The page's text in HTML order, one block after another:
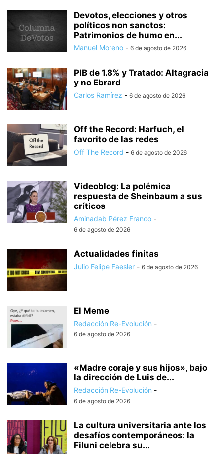
Devotos, elecciones y otros
políticos non sanctos:
Patrimonios de humo en...
Manuel Moreno - 6 de agosto de 2026
PIB de 1.8% y Tratado: Altagracia
y no Ebrard
Carlos Ramírez - 6 de agosto de 2026
Off the Record: Harfuch, el
favorito de las redes
Off The Record - 6 de agosto de 2026
Videoblog: La polémica
respuesta de Sheinbaum a sus
críticos
Aminadab Pérez Franco -
6 de agosto de 2026
Actualidades finitas
Julio Felipe Faesler - 6 de agosto de 2026
El Meme
Redacción Re-Evolución -
6 de agosto de 2026
«Madre coraje y sus hijos», bajo
la dirección de Luis de...
Redacción Re-Evolución -
6 de agosto de 2026
La cultura universitaria ante los
desafíos contemporáneos: la
Filuni celebra su...